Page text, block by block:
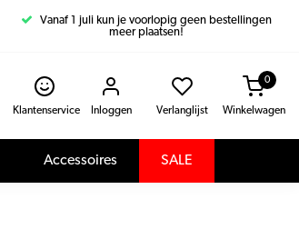
Vanaf 1 juli kun je voorlopig geen bestellingen
meer plaatsen!
Klantenservice Inloggen Verlanglijst Winkelwagen
0
Accessoires SALE